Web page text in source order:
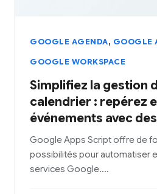
GOOGLE AGENDA, GOOGLE
GOOGLE WORKSPACE
Simplifiez la gestion
calendrier : repérez
événements avec
Google Apps Script offre de
possibilités pour automatiser
services Google.…